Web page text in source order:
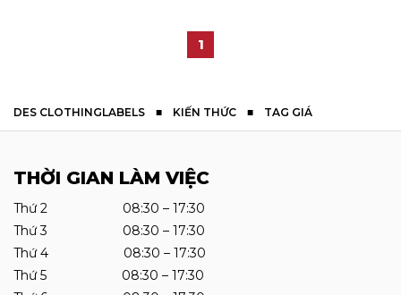
1
DES CLOTHINGLABELS ■ KIẾN THỨC ■ TAG GIÁ
THỜI GIAN LÀM VIỆC
Thứ 2 08:30 – 17:30
Thứ 3 08:30 – 17:30
Thứ 4 08:30 – 17:30
Thứ 5 08:30 – 17:30